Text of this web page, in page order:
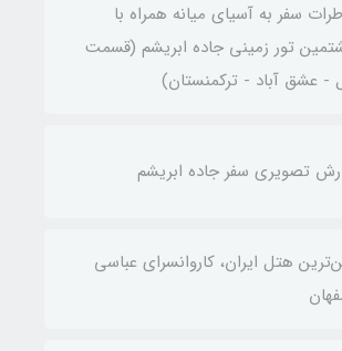
سفر به آسیای میانه همراه با
تور زمینی جاده ابریشم (قسمت
- عشق آباد - ترکمنستان)
تصویری سفر جاده ابریشم
هتل ایران، کاروانسرای عباسی